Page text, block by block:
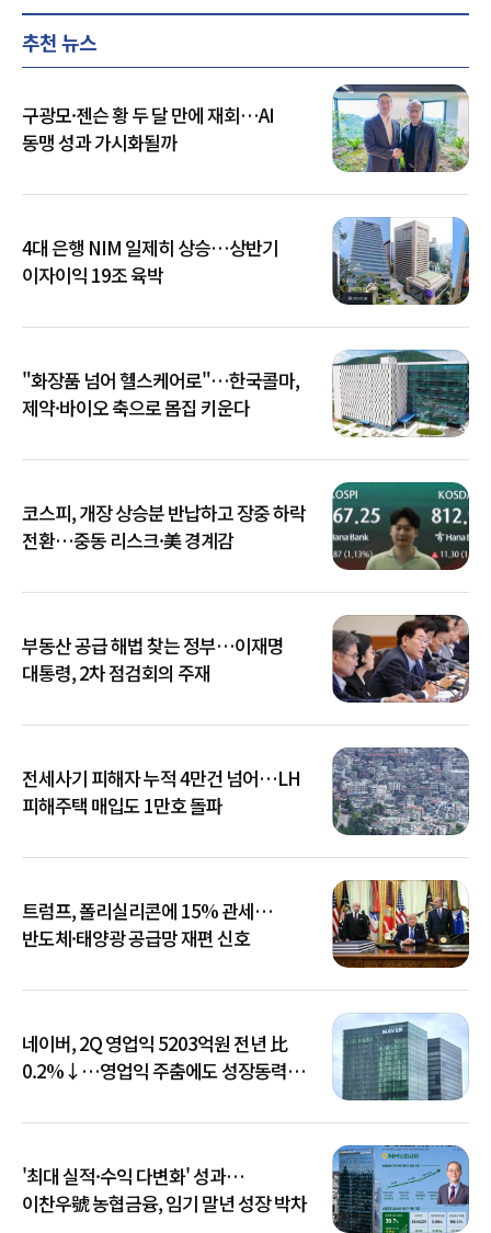
추천 뉴스
구광모·젠슨 황 두 달 만에 재회…AI
동맹 성과 가시화될까
4대 은행 NIM 일제히 상승…상반기
이자이익 19조 육박
"화장품 넘어 헬스케어로"…한국콜마,
제약·바이오 축으로 몸집 키운다
코스피, 개장 상승분 반납하고 장중 하락
전환…중동 리스크·美 경계감
부동산 공급 해법 찾는 정부…이재명
대통령, 2차 점검회의 주재
전세사기 피해자 누적 4만건 넘어…LH
피해주택 매입도 1만호 돌파
트럼프, 폴리실리콘에 15% 관세…
반도체·태양광 공급망 재편 신호
네이버, 2Q 영업익 5203억원 전년 比
0.2%↓…영업익 주춤에도 성장동력
'최대 실적·수익 다변화' 성과…
이찬우號 농협금융, 임기 말년 성장 박차